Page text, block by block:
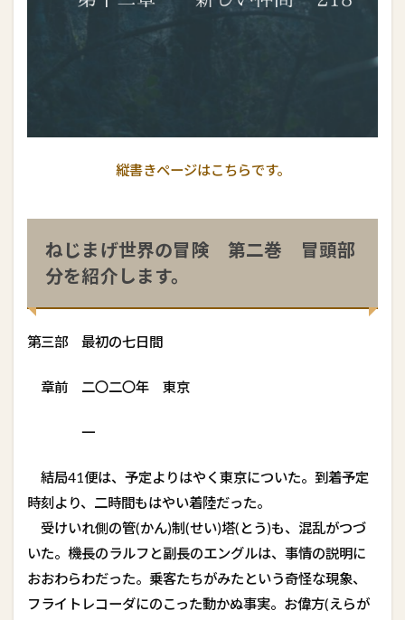
縦書きページはこちらです。
ねじまげ世界の冒険 第二巻 冒頭部
分を紹介します。
第三部 最初の七日間
章前 二〇二〇年 ――東京
一
結局41便は、予定よりはやく東京についた。到着予定
時刻より、二時間もはやい着陸だった。
受けいれ側の管(かん)制(せい)塔(とう)も、混乱がつづ
いた。機長のラルフと副長のエングルは、事情の説明に
おおわらわだった。乗客たちがみたという奇怪な現象、
フライトレコーダにのこった動かぬ事実。お偉方(えらが